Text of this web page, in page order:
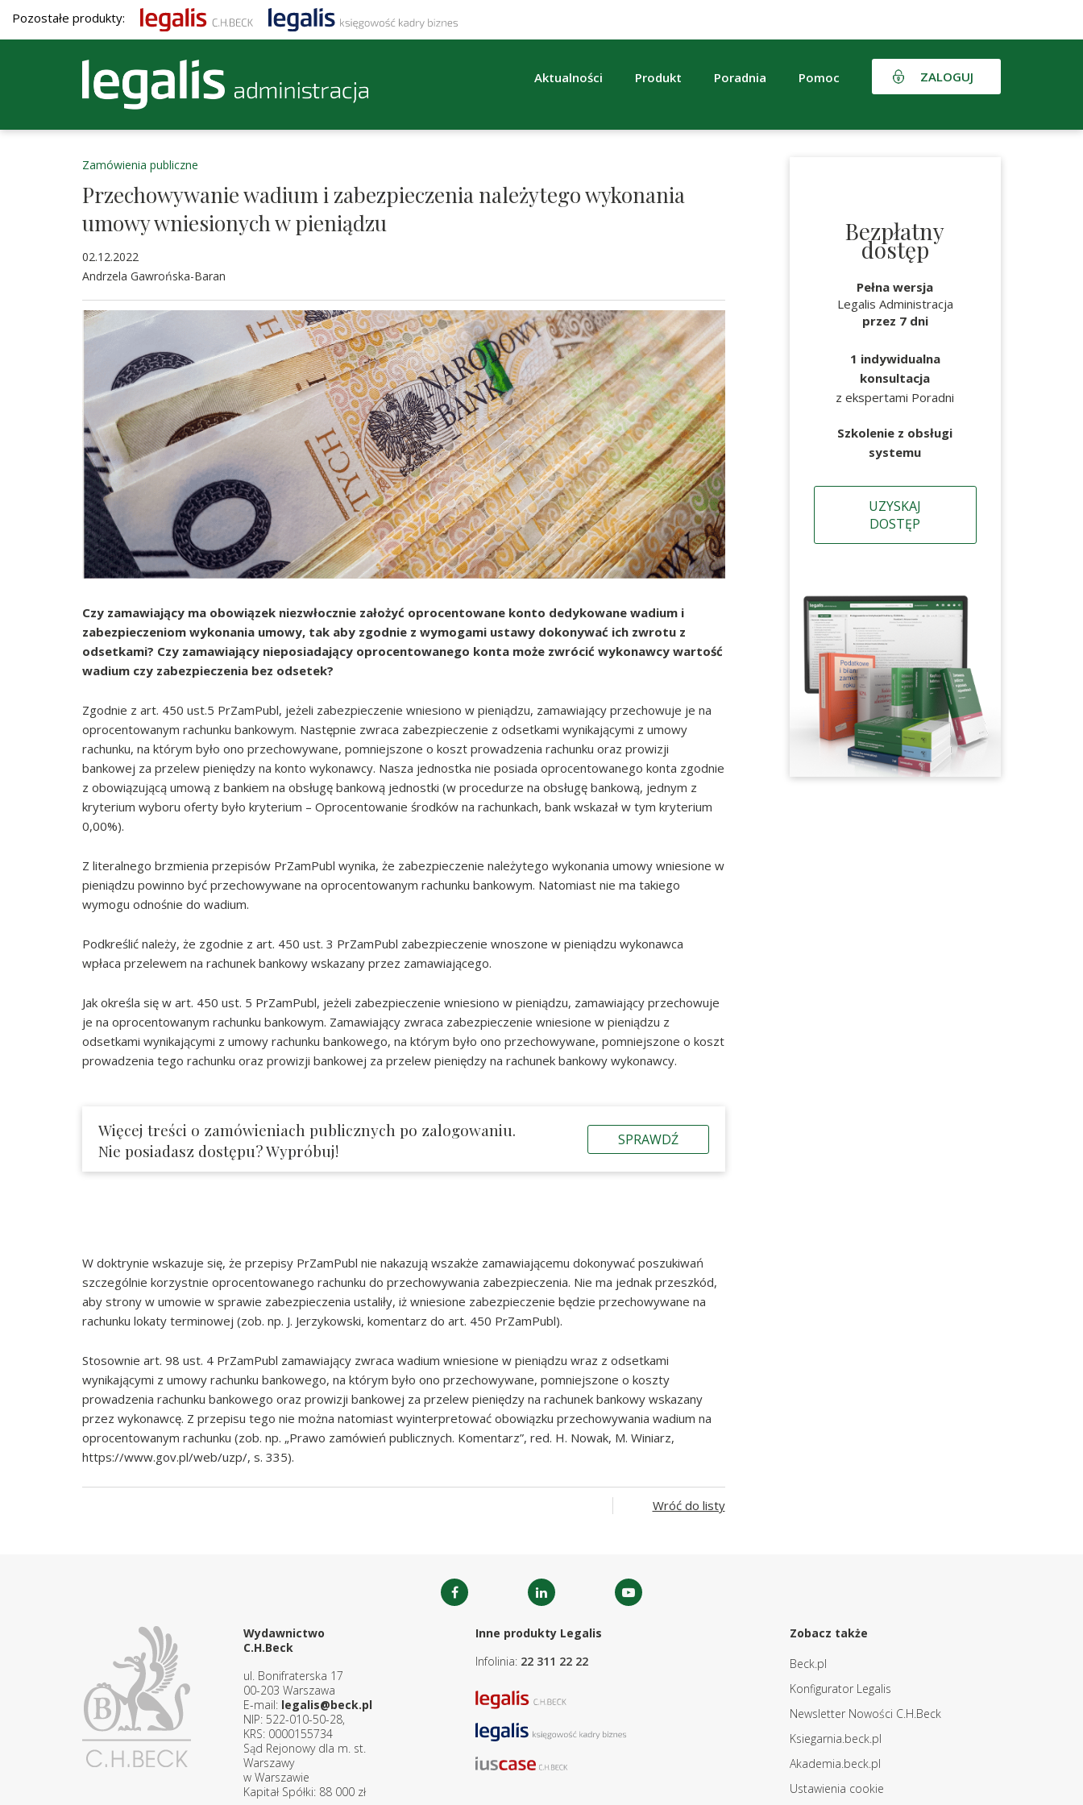
Pozostałe produkty:
Aktualności Produkt Poradnia Pomoc ZALOGUJ
Zamówienia publiczne
Przechowywanie wadium i zabezpieczenia należytego wykonania
umowy wniesionych w pieniądzu
02.12.2022
Andrzela Gawrońska-Baran
Czy zamawiający ma obowiązek niezwłocznie założyć oprocentowane konto dedykowane wadium i
zabezpieczeniom wykonania umowy, tak aby zgodnie z wymogami ustawy dokonywać ich zwrotu z
odsetkami? Czy zamawiający nieposiadający oprocentowanego konta może zwrócić wykonawcy wartość
wadium czy zabezpieczenia bez odsetek?
Zgodnie z art. 450 ust.5 PrZamPubl, jeżeli zabezpieczenie wniesiono w pieniądzu, zamawiający przechowuje je na
oprocentowanym rachunku bankowym. Następnie zwraca zabezpieczenie z odsetkami wynikającymi z umowy
rachunku, na którym było ono przechowywane, pomniejszone o koszt prowadzenia rachunku oraz prowizji
bankowej za przelew pieniędzy na konto wykonawcy. Nasza jednostka nie posiada oprocentowanego konta zgodnie
z obowiązującą umową z bankiem na obsługę bankową jednostki (w procedurze na obsługę bankową, jednym z
kryterium wyboru oferty było kryterium – Oprocentowanie środków na rachunkach, bank wskazał w tym kryterium
0,00%).
Z literalnego brzmienia przepisów PrZamPubl wynika, że zabezpieczenie należytego wykonania umowy wniesione w
pieniądzu powinno być przechowywane na oprocentowanym rachunku bankowym. Natomiast nie ma takiego
wymogu odnośnie do wadium.
Podkreślić należy, że zgodnie z art. 450 ust. 3 PrZamPubl zabezpieczenie wnoszone w pieniądzu wykonawca
wpłaca przelewem na rachunek bankowy wskazany przez zamawiającego.
Jak określa się w art. 450 ust. 5 PrZamPubl, jeżeli zabezpieczenie wniesiono w pieniądzu, zamawiający przechowuje
je na oprocentowanym rachunku bankowym. Zamawiający zwraca zabezpieczenie wniesione w pieniądzu z
odsetkami wynikającymi z umowy rachunku bankowego, na którym było ono przechowywane, pomniejszone o koszt
prowadzenia tego rachunku oraz prowizji bankowej za przelew pieniędzy na rachunek bankowy wykonawcy.
Więcej treści o zamówieniach publicznych po zalogowaniu.
Nie posiadasz dostępu? Wypróbuj!
SPRAWDŹ
W doktrynie wskazuje się, że przepisy PrZamPubl nie nakazują wszakże zamawiającemu dokonywać poszukiwań
szczególnie korzystnie oprocentowanego rachunku do przechowywania zabezpieczenia. Nie ma jednak przeszkód,
aby strony w umowie w sprawie zabezpieczenia ustaliły, iż wniesione zabezpieczenie będzie przechowywane na
rachunku lokaty terminowej (zob. np. J. Jerzykowski, komentarz do art. 450 PrZamPubl).
Stosownie art. 98 ust. 4 PrZamPubl zamawiający zwraca wadium wniesione w pieniądzu wraz z odsetkami
wynikającymi z umowy rachunku bankowego, na którym było ono przechowywane, pomniejszone o koszty
prowadzenia rachunku bankowego oraz prowizji bankowej za przelew pieniędzy na rachunek bankowy wskazany
przez wykonawcę. Z przepisu tego nie można natomiast wyinterpretować obowiązku przechowywania wadium na
oprocentowanym rachunku (zob. np. „Prawo zamówień publicznych. Komentarz”, red. H. Nowak, M. Winiarz,
https://www.gov.pl/web/uzp/, s. 335).
Wróć do listy
Bezpłatny
dostęp
Pełna wersja
Legalis Administracja
przez 7 dni
1 indywidualna
konsultacja
z ekspertami Poradni
Szkolenie z obsługi
systemu
UZYSKAJ
DOSTĘP
Wydawnictwo
C.H.Beck
ul. Bonifraterska 17
00-203 Warszawa
E-mail: legalis@beck.pl
NIP: 522-010-50-28,
KRS: 0000155734
Sąd Rejonowy dla m. st.
Warszawy
w Warszawie
Kapitał Spółki: 88 000 zł
Inne produkty Legalis
Infolinia: 22 311 22 22
Zobacz także
Beck.pl
Konfigurator Legalis
Newsletter Nowości C.H.Beck
Ksiegarnia.beck.pl
Akademia.beck.pl
Ustawienia cookie